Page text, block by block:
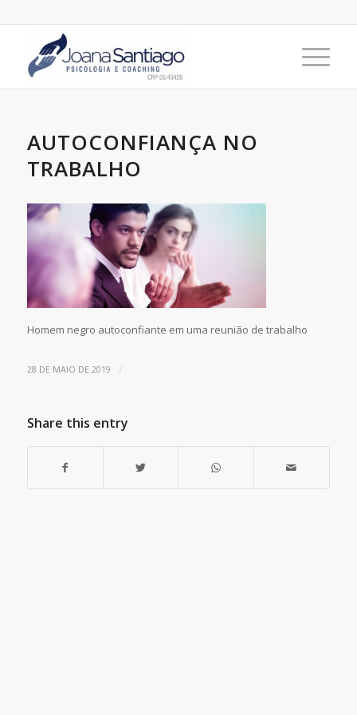
AUTOCONFIANÇA NO
TRABALHO
Homem negro autoconfiante em uma reunião de trabalho
28 DE MAIO DE 2019 /
Share this entry